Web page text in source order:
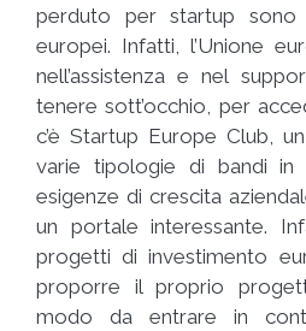
perduto per startup sono
europei. Infatti, l’Unione
nell’assistenza e nel
tenere sott’occhio, per
c’è Startup Europe Club,
varie tipologie di bandi in
esigenze di crescita
un portale interessante.
progetti di investimento
proporre il proprio
modo da entrare in